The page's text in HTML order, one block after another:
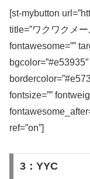
[st-mybutton
title=”ワクワクメ
fontawesome=””
fontsize=””
ref=”on”]
3：YYC